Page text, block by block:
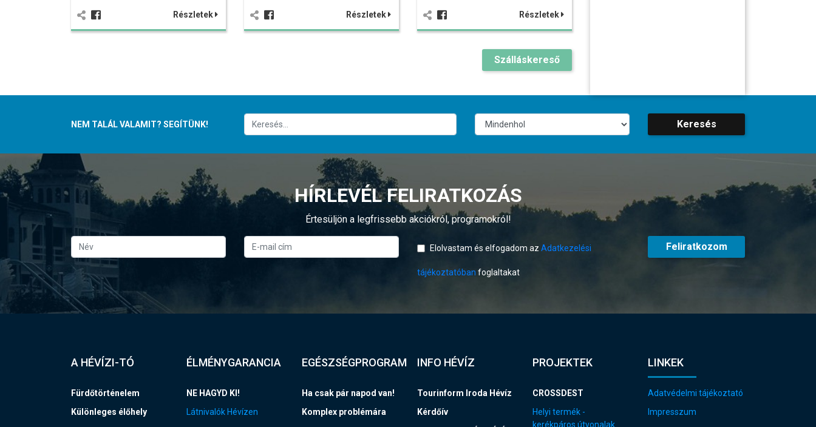
Részletek Részletek Részletek
Szálláskereső
NEM TALÁL VALAMIT? SEGÍTÜNK! Keresés
HÍRLEVÉL FELIRATKOZÁS
Értesüljön a legfrissebb akciókról, programokról!
Elolvastam és elfogadom az Adatkezelési
tájékoztatóban foglaltakat
Feliratkozom
A HÉVÍZI-TÓ
Fürdőtörténelem
Különleges élőhely
ÉLMÉNYGARANCIA
NE HAGYD KI!
Látnivalók Hévízen
EGÉSZSÉGPROGRAM
Ha csak pár napod van!
Komplex problémára
INFO HÉVÍZ
Tourinform Iroda Hévíz
Kérdőív
PROJEKTEK
CROSSDEST
Helyi termék -
kerékpáros útvonalak
LINKEK
Adatvédelmi tájékoztató
Impresszum